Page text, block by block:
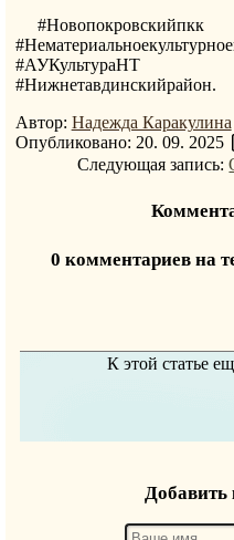
#Новопокровскийпкк
#АУКультураНТ
#Нижнетавдинскийрайон.
Автор: Надежда Каракулина
Опубликовано: 20. 09. 2025
Следующая запись:
0 комментариев на
К этой статье